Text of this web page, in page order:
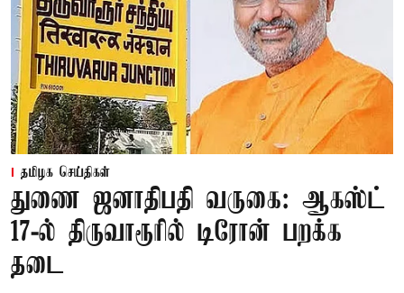
தமிழக செய்திகள்
துணை ஜனாதிபதி வருகை: ஆகஸ்ட்
17-ல் திருவாரூரில் டிரோன் பறக்க
தடை